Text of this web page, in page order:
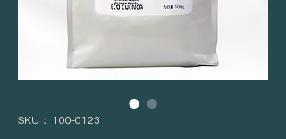
SKU： 100-0123